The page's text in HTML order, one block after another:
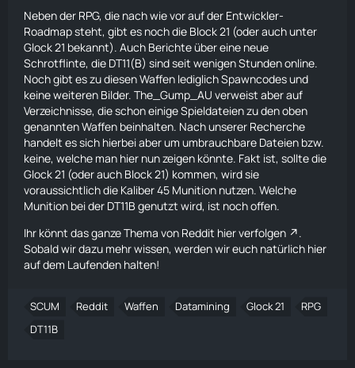
Neben der RPG, die nach wie vor auf der Entwickler-
Roadmap steht, gibt es noch die Block 21 (oder auch unter
Glock 21 bekannt). Auch Berichte über eine neue
Schrotflinte, die DT11(B) sind seit wenigen Stunden online.
Noch gibt es zu diesen Waffen lediglich Spawncodes und
keine weiteren Bilder. The_Gump_AU verweist aber auf
Verzeichnisse, die schon einige Spieldateien zu den oben
genannten Waffen beinhalten. Nach unserer Recherche
handelt es sich hierbei aber um umbrauchbare Dateien bzw.
keine, welche man hier nun zeigen könnte. Fakt ist, sollte die
Glock 21 (oder auch Block 21) kommen, wird sie
voraussichtlich die Kaliber 45 Munition nutzen. Welche
Munition bei der DT11B genutzt wird, ist noch offen.
Ihr könnt das ganze Thema von Reddit hier verfolgen
.
Sobald wir dazu mehr wissen, werden wir euch natürlich hier
auf dem Laufenden halten!
SCUM Reddit Waffen Datamining Glock 21
RPG
DT11B